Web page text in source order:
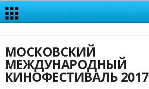
МОСКОВСКИЙ
МЕЖДУНАРОДНЫЙ
КИНОФЕСТИВАЛЬ 2017